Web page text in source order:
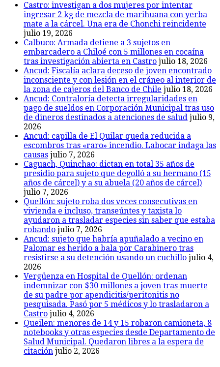
Castro: investigan a dos mujeres por intentar
ingresar 2 kg de mezcla de marihuana con yerba
mate a la cárcel. Una era de Chonchi reincidente
julio 19, 2026
Calbuco: Armada detiene a 3 sujetos en
embarcadero a Chiloé con 5 millones en cocaína
tras investigación abierta en Castro julio 18, 2026
Ancud: Fiscalía aclara deceso de joven encontrado
inconsciente y con lesión en el cráneo al interior de
la zona de cajeros del Banco de Chile julio 18, 2026
Ancud: Contraloría detecta irregularidades en
pago de sueldos en Corporación Municipal tras uso
de dineros destinados a atenciones de salud julio 9,
2026
Ancud: capilla de El Quilar queda reducida a
escombros tras «raro» incendio. Labocar indaga las
causas julio 7, 2026
Caguach, Quinchao: dictan en total 35 años de
presidio para sujeto que degolló a su hermano (15
años de cárcel) y a su abuela (20 años de cárcel)
julio 7, 2026
Quellón: sujeto roba dos veces consecutivas en
vivienda e incluso, transeúntes y taxista lo
ayudaron a trasladar especies sin saber que estaba
robando julio 7, 2026
Ancud: sujeto que habría apuñalado a vecino en
Palomar es herido a bala por Carabinero tras
resistirse a su detención usando un cuchillo julio 4,
2026
Vergüenza en Hospital de Quellón: ordenan
indemnizar con $30 millones a joven tras muerte
de su padre por apendicitis/peritonitis no
pesquisada. Pasó por 5 médicos y lo trasladaron a
Castro julio 4, 2026
Queilen: menores de 14 y 15 robaron camioneta, 8
notebooks y otras especies desde Departamento de
Salud Municipal. Quedaron libres a la espera de
citación julio 2, 2026